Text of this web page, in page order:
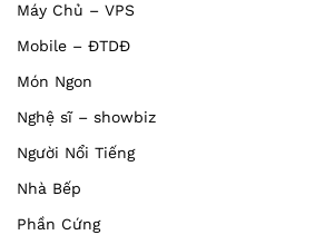
Máy Chủ – VPS
Mobile – ĐTDĐ
Món Ngon
Nghệ sĩ – showbiz
Người Nổi Tiếng
Nhà Bếp
Phần Cứng